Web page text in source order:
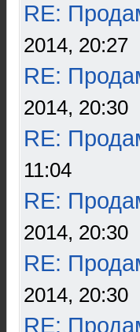
RE:
2014, 20:27
RE:
2014, 20:30
RE:
11:04
RE:
2014, 20:30
RE:
2014, 20:30
RE: